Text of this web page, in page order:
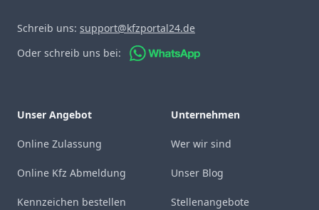
Schreib uns: support@kfzportal24.de
Oder schreib uns bei:
Unser Angebot
Online Zulassung
Online Kfz Abmeldung
Kennzeichen bestellen
Unternehmen
Wer wir sind
Unser Blog
Stellenangebote